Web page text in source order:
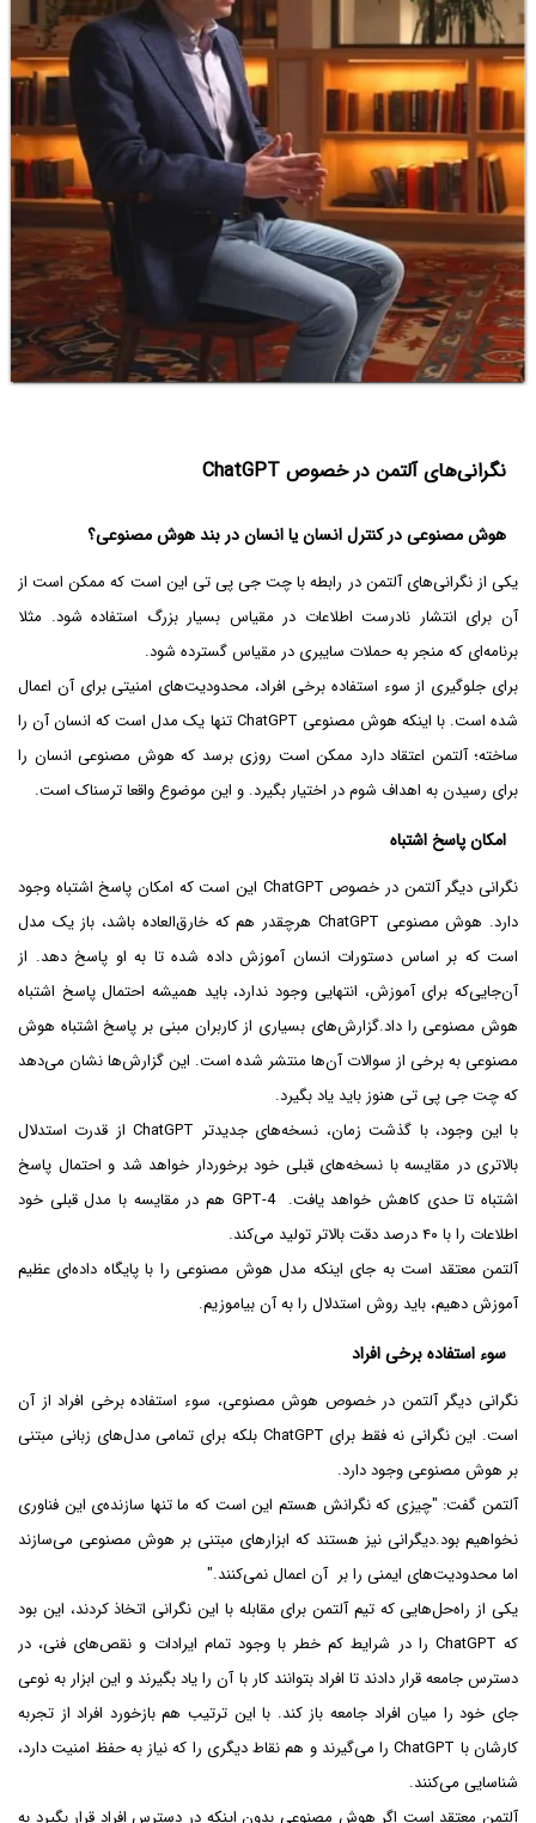
نگرانی‌های آلتمن در خصوص ChatGPT
هوش مصنوعی در کنترل انسان یا انسان در بند هوش مصنوعی؟
یکی از نگرانی‌های آلتمن در رابطه با چت جی پی تی این است که ممکن است از
آن برای انتشار نادرست اطلاعات در مقیاس بسیار بزرگ استفاده شود. مثلا
برنامه‌ای که منجر به حملات سایبری در مقیاس گسترده شود.
برای جلوگیری از سوء استفاده برخی افراد، محدودیت‌های امنیتی برای آن اعمال
شده است. با اینکه هوش مصنوعی ChatGPT تنها یک مدل است که انسان آن را
ساخته؛ آلتمن اعتقاد دارد ممکن است روزی برسد که هوش مصنوعی انسان را
برای رسیدن به اهداف شوم در اختیار بگیرد. و این موضوع واقعا ترسناک است.
امکان پاسخ اشتباه
نگرانی دیگر آلتمن در خصوص ChatGPT این است که امکان پاسخ اشتباه وجود
دارد. هوش مصنوعی ChatGPT هرچقدر هم که خارق‌العاده باشد، باز یک مدل
است که بر اساس دستورات انسان آموزش داده شده تا به او پاسخ دهد. از
آن‌جایی‌که برای آموزش، انتهایی وجود ندارد، باید همیشه احتمال پاسخ اشتباه
هوش مصنوعی را داد.گزارش‌های بسیاری از کاربران مبنی بر پاسخ اشتباه هوش
مصنوعی به برخی از سوالات آن‌ها منتشر شده است. این گزارش‌ها نشان می‌دهد
که چت جی پی تی هنوز باید یاد بگیرد.
با این وجود، با گذشت زمان، نسخه‌های جدیدتر ChatGPT از قدرت استدلال
بالاتری در مقایسه با نسخه‌های قبلی خود برخوردار خواهد شد و احتمال پاسخ
اشتباه تا حدی کاهش خواهد یافت. GPT-4 هم در مقایسه با مدل قبلی خود
اطلاعات را با ۴۰ درصد دقت بالاتر تولید می‌کند.
آلتمن معتقد است به جای اینکه مدل هوش مصنوعی را با پایگاه داده‌ای عظیم
آموزش دهیم، باید روش استدلال را به آن بیاموزیم.
سوء استفاده برخی افراد
نگرانی دیگر آلتمن در خصوص هوش مصنوعی، سوء استفاده برخی افراد از آن
است. این نگرانی نه فقط برای ChatGPT بلکه برای تمامی مدل‌های زبانی مبتنی
بر هوش مصنوعی وجود دارد.
آلتمن گفت: "چیزی که نگرانش هستم این است که ما تنها سازنده‌ی این فناوری
نخواهیم بود.دیگرانی نیز هستند که ابزارهای مبتنی بر هوش مصنوعی می‌سازند
اما محدودیت‌های ایمنی را بر آن اعمال نمی‌کنند."
یکی از راه‌حل‌هایی که تیم آلتمن برای مقابله با این نگرانی اتخاذ کردند، این بود
که ChatGPT را در شرایط کم خطر با وجود تمام ایرادات و نقص‌های فنی، در
دسترس جامعه قرار دادند تا افراد بتوانند کار با آن را یاد بگیرند و این ابزار به نوعی
جای خود را میان افراد جامعه باز کند. با این ترتیب هم بازخورد افراد از تجربه
کارشان با ChatGPT را می‌گیرند و هم نقاط دیگری را که نیاز به حفظ امنیت دارد،
شناسایی می‌کنند.
آلتمن معتقد است اگر هوش مصنوعی بدون اینکه در دسترس افراد قرار بگیرد به